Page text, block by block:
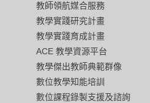
教師領航媒合服務
教學實踐研究計畫
教學實踐育成計畫
ACE 教學資源平台
教學傑出教師典範群像
數位教學知能培訓
數位課程錄製支援及諮詢